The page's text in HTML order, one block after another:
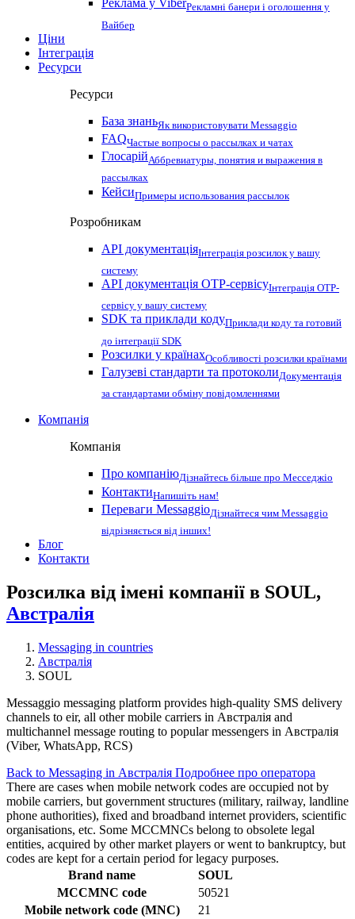
Реклама у ViberРекламні банери і оголошення у
Вайбер
Ціни
Інтеграція
Ресурси
Ресурси
База знаньЯк використовувати Messaggio
FAQЧастые вопросы о рассылках и чатах
ГлосарійАббревиатуры, понятия и выражения в
рассылках
КейсиПримеры использования рассылок
Розробникам
API документаціяІнтеграція розсилок у вашу
систему
API документація OTP-сервісуІнтеграція OTP-
сервісу у вашу систему
SDK та приклади кодуПриклади коду та готовий
до інтеграції SDK
Розсилки у країнахОсобливості розсилки країнами
Галузеві стандарти та протоколиДокументація
за стандартами обміну повідомленнями
Компанія
Компанія
Про компаніюДізнайтесь більше про Месседжіо
КонтактиНапишіть нам!
Переваги MessaggioДізнайтеся чим Messaggio
відрізняється від інших!
Блог
Контакти
Розсилка від імені компанії в SOUL,
Австралія
Messaging in countries
Австралія
SOUL
Messaggio messaging platform provides high-quality SMS delivery
channels to eir, all other mobile carriers in Австралія and
multichannel message routing to popular messengers in Австралія
(Viber, WhatsApp, RCS)
Back to Messaging in Австралія Подробнее про оператора
There are cases when mobile network codes are occupied not by
mobile carriers, but government structures (military, railway, landline
phone authorities), fixed and broadband internet providers, scientific
organisations, etc. Some MCCMNCs belong to obsolete legal
entities, acquired by other market players or went to bankruptcy, but
codes are kept for a certain period for legacy purposes.
Brand name
SOUL
MCCMNC code
50521
Mobile network code (MNC)
21